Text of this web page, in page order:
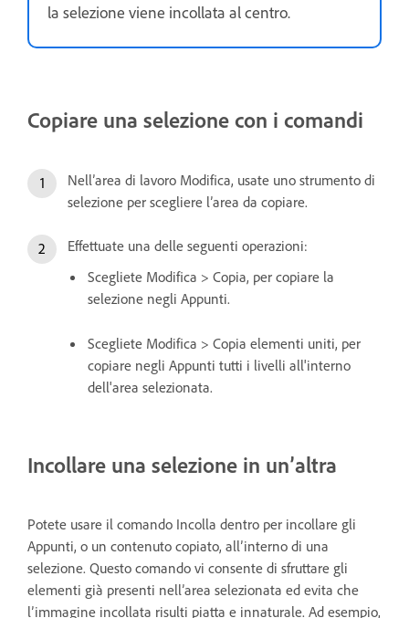
la selezione viene incollata al centro.
Copiare una selezione con i comandi
Nell’area di lavoro Modifica, usate uno strumento di
selezione per scegliere l’area da copiare.
Effettuate una delle seguenti operazioni:
Scegliete Modifica > Copia, per copiare la
selezione negli Appunti.
Scegliete Modifica > Copia elementi uniti, per
copiare negli Appunti tutti i livelli all'interno
dell'area selezionata.
Incollare una selezione in un’altra
Potete usare il comando Incolla dentro per incollare gli
Appunti, o un contenuto copiato, all’interno di una
selezione. Questo comando vi consente di sfruttare gli
elementi già presenti nell’area selezionata ed evita che
l’immagine incollata risulti piatta e innaturale. Ad esempio,